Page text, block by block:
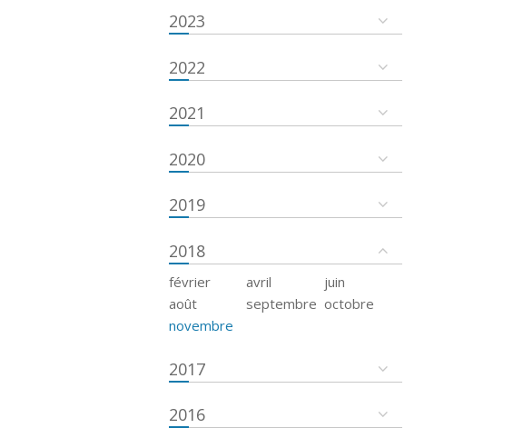
2023
2022
2021
2020
2019
2018
février avril
juin
août
septembre octobre
novembre
2017
2016